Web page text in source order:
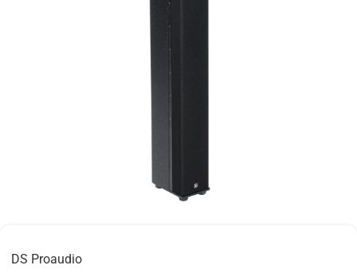
DS Proaudio